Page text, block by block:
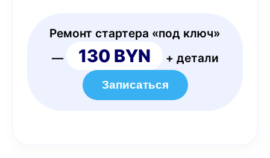
Ремонт стартера «под ключ»
—
130 BYN + детали
Записаться